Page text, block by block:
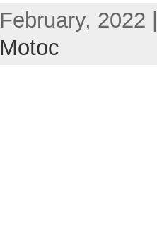
February, 2022
Motoc